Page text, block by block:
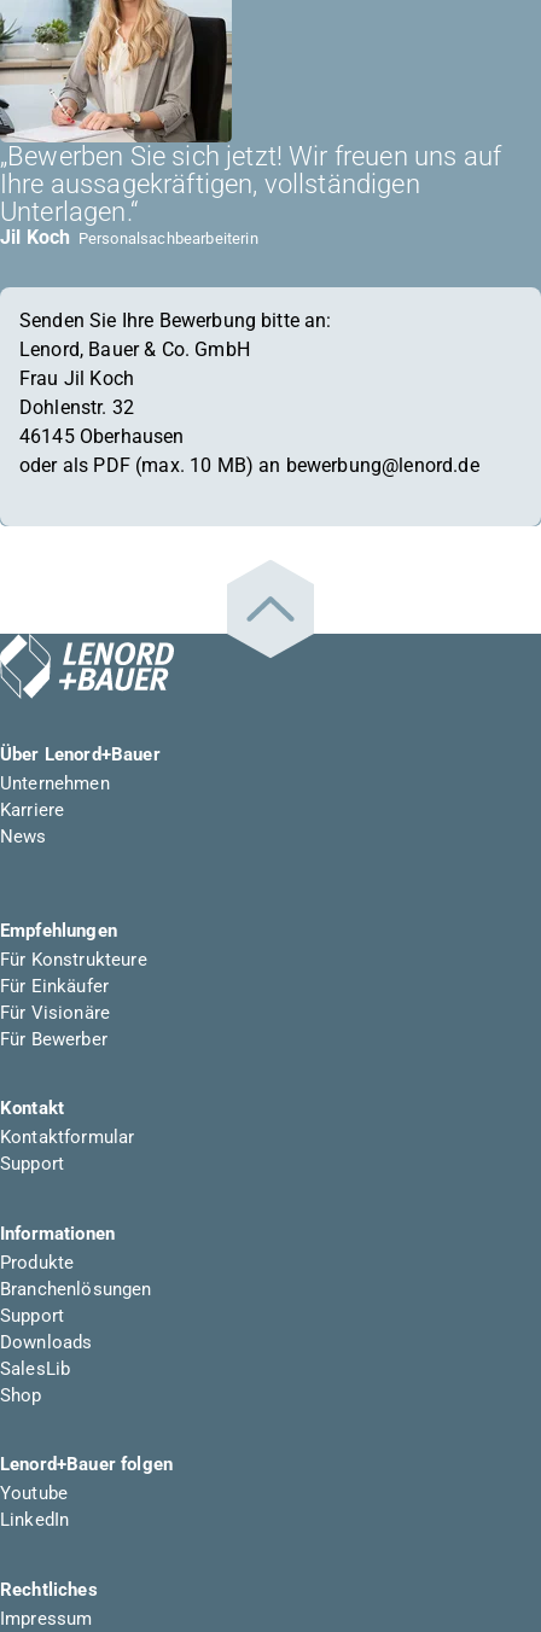
„Bewerben Sie sich jetzt! Wir freuen uns auf
Ihre aussagekräftigen, vollständigen
Unterlagen.“
Jil Koch Personalsachbearbeiterin
Senden Sie Ihre Bewerbung bitte an:
Lenord, Bauer & Co. GmbH
Frau Jil Koch
Dohlenstr. 32
46145 Oberhausen
oder als PDF (max. 10 MB) an bewerbung@lenord.de
Über Lenord+Bauer
Unternehmen
Karriere
News
Empfehlungen
Für Konstrukteure
Für Einkäufer
Für Visionäre
Für Bewerber
Kontakt
Kontaktformular
Support
Informationen
Produkte
Branchenlösungen
Support
Downloads
SalesLib
Shop
Lenord+Bauer folgen
Youtube
LinkedIn
Rechtliches
Impressum